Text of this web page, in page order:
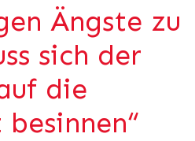
Ängste zu
sich der
die